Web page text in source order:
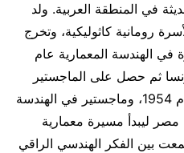
في المنطقة العربية. ولد
لأسرة رومانية كاثوليكية، وتخرج
في الهندسة المعمارية عام
ثم حصل على الماجستير
في هندسة الميكانيكا والتربة عام 1954، وماجستير في الهندسة
ثم عاد إلى مصر ليبدأ مسيرة معمارية
بين الفكر الهندسي الراقي